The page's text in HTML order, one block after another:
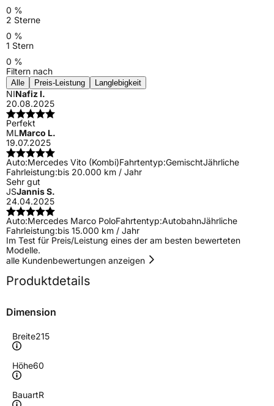
0 %
2 Sterne
0 %
1 Stern
0 %
Filtern nach
Alle Preis-Leistung Langlebigkeit
NINafiz I.
20.08.2025
Perfekt
MLMarco L.
19.07.2025
Auto:Mercedes Vito (Kombi)Fahrtentyp:GemischtJährliche
Fahrleistung:bis 20.000 km / Jahr
Sehr gut
JSJannis S.
24.04.2025
Auto:Mercedes Marco PoloFahrtentyp:AutobahnJährliche
Fahrleistung:bis 15.000 km / Jahr
Im Test für Preis/Leistung eines der am besten bewerteten
Modelle.
alle Kundenbewertungen anzeigen
Produktdetails
Dimension
Breite215
Höhe60
BauartR